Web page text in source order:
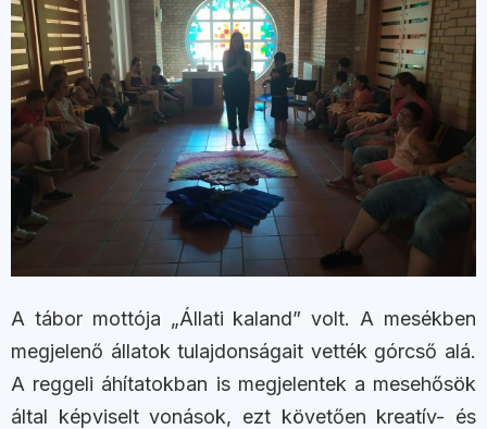
A tábor mottója „Állati kaland” volt. A mesékben
megjelenő állatok tulajdonságait vették górcső alá.
A reggeli áhítatokban is megjelentek a mesehősök
által képviselt vonások, ezt követően kreatív- és